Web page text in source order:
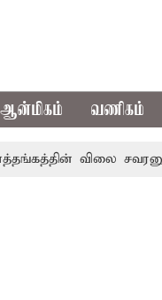
ஆன்மிகம் வணிகம்
விலை சவரனுக்கு